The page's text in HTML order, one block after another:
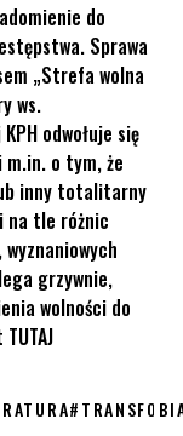
do
Sprawa
„Strefa wolna
ws.
odwołuje się
o tym, że
inny totalitarny
na tle różnic
grzywnie,
wolności do
#